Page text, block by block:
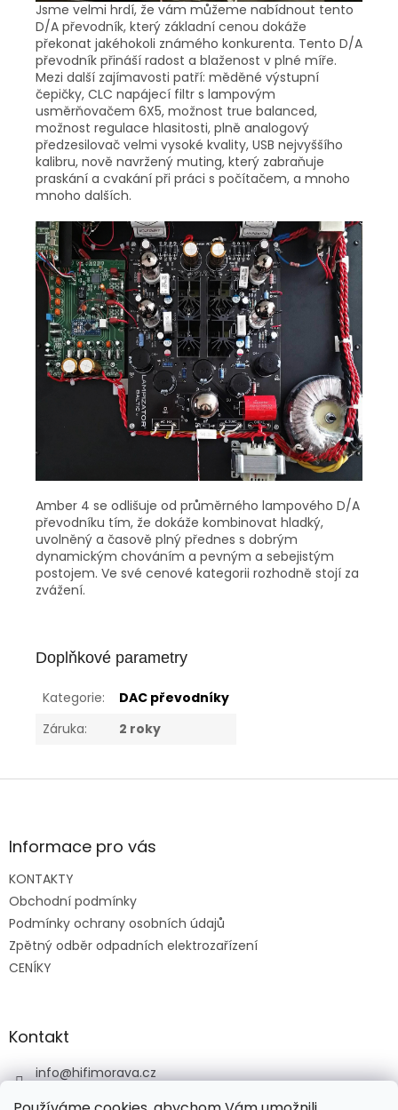
Jsme velmi hrdí, že vám můžeme nabídnout tento
D/A převodník, který základní cenou dokáže
překonat jakéhokoli známého konkurenta. Tento D/A
převodník přináší radost a blaženost v plné míře.
Mezi další zajímavosti patří: měděné výstupní
čepičky, CLC napájecí filtr s lampovým
usměrňovačem 6X5, možnost true balanced,
možnost regulace hlasitosti, plně analogový
předzesilovač velmi vysoké kvality, USB nejvyššího
kalibru, nově navržený muting, který zabraňuje
praskání a cvakání při práci s počítačem, a mnoho
mnoho dalších.
Amber 4 se odlišuje od průměrného lampového D/A
převodníku tím, že dokáže kombinovat hladký,
uvolněný a časově plný přednes s dobrým
dynamickým chováním a pevným a sebejistým
postojem. Ve své cenové kategorii rozhodně stojí za
zvážení.
Doplňkové parametry
Kategorie:
DAC převodníky
Záruka: 2 roky
Z
aInformace pro vás
KONTAKTY
Obchodní podmínky
Podmínky ochrany osobních údajů
Zpětný odběr odpadních elektrozařízení
CENÍKY
Kontakt
info@hifimorava.cz
+420 722 705 125